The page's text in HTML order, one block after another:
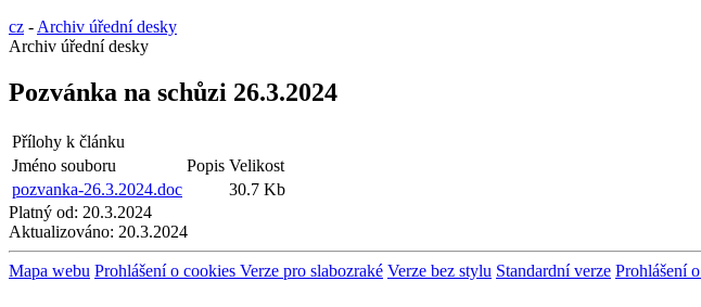
cz - Archiv úřední desky
Archiv úřední desky
Pozvánka na schůzi 26.3.2024
Přílohy k článku
Jméno souboru
Popis Velikost
pozvanka-26.3.2024.doc
30.7 Kb
Platný od: 20.3.2024
Aktualizováno: 20.3.2024
Mapa webu Prohlášení o cookies Verze pro slabozraké Verze bez stylu Standardní verze Prohlášení